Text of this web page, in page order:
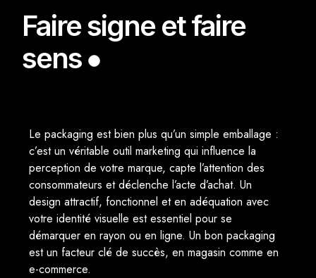
Faire signe et faire
sens
Le packaging est bien plus qu’un simple emballage :
c’est un véritable outil marketing qui influence la
perception de votre marque, capte l’attention des
consommateurs et déclenche l’acte d’achat. Un
design attractif, fonctionnel et en adéquation avec
votre identité visuelle est essentiel pour se
démarquer en rayon ou en ligne. Un bon packaging
est un facteur clé de succès, en magasin comme en
e-commerce.